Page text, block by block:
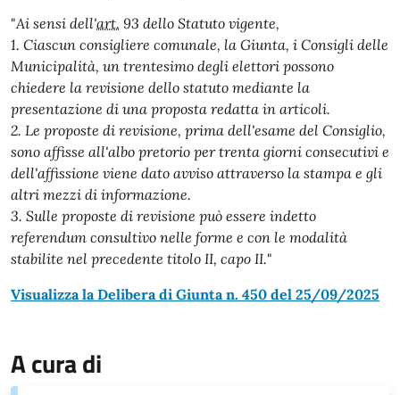
"Ai sensi dell'art. 93 dello Statuto vigente,
1. Ciascun consigliere comunale, la Giunta, i Consigli delle
Municipalità, un trentesimo degli elettori possono
chiedere la revisione dello statuto mediante la
presentazione di una proposta redatta in articoli.
2. Le proposte di revisione, prima dell'esame del Consiglio,
sono affisse all'albo pretorio per trenta giorni consecutivi e
dell'affissione viene dato avviso attraverso la stampa e gli
altri mezzi di informazione.
3. Sulle proposte di revisione può essere indetto
referendum consultivo nelle forme e con le modalità
stabilite nel precedente titolo II, capо II."
Visualizza la Delibera di Giunta n. 450 del 25/09/2025
A cura di